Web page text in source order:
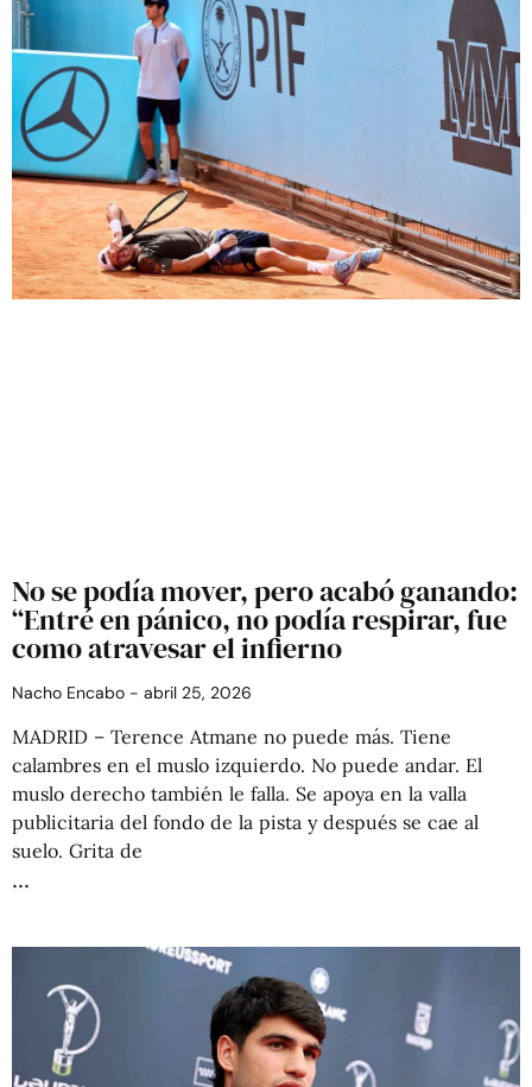
No se podía mover, pero acabó ganando:
“Entré en pánico, no podía respirar, fue
como atravesar el infierno
Nacho Encabo abril 25, 2026
MADRID – Terence Atmane no puede más. Tiene
calambres en el muslo izquierdo. No puede andar. El
muslo derecho también le falla. Se apoya en la valla
publicitaria del fondo de la pista y después se cae al
suelo. Grita de